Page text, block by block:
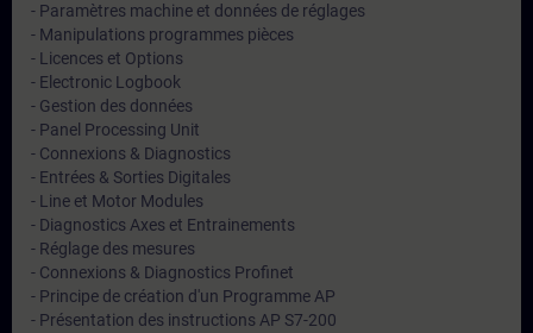
- Paramètres machine et données de réglages
- Manipulations programmes pièces
- Licences et Options
- Electronic Logbook
- Gestion des données
- Panel Processing Unit
- Connexions & Diagnostics
- Entrées & Sorties Digitales
- Line et Motor Modules
- Diagnostics Axes et Entrainements
- Réglage des mesures
- Connexions & Diagnostics Profinet
- Principe de création d'un Programme AP
- Présentation des instructions AP S7-200